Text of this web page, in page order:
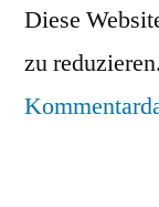
Diese
zu reduzieren.